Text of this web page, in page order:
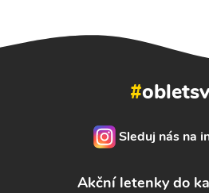
#
Sleduj nás na
Akční letenky do